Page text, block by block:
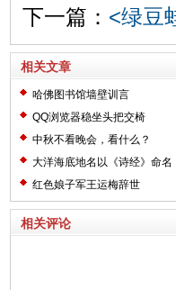
下一篇： <绿豆
相关文章
哈佛图书馆墙壁训言
QQ浏览器稳坐头把交椅
中秋不看晚会，看什么？
大洋海底地名以《诗经》命名
红色娘子军王运梅辞世
相关评论